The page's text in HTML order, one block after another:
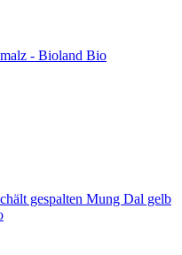
- Bioland Bio
Mung Dal gelb